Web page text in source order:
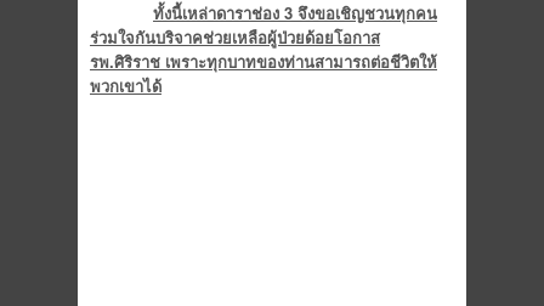
ทั้งนี้เหล่าดาราช่อง 3 จึงขอเชิญชวนทุกคน
ร่วมใจกันบริจาคช่วยเหลือผู้ป่วยด้อยโอกาส
รพ.ศิริราช เพราะทุกบาทของท่านสามารถต่อชีวิตให้
พวกเขาได้